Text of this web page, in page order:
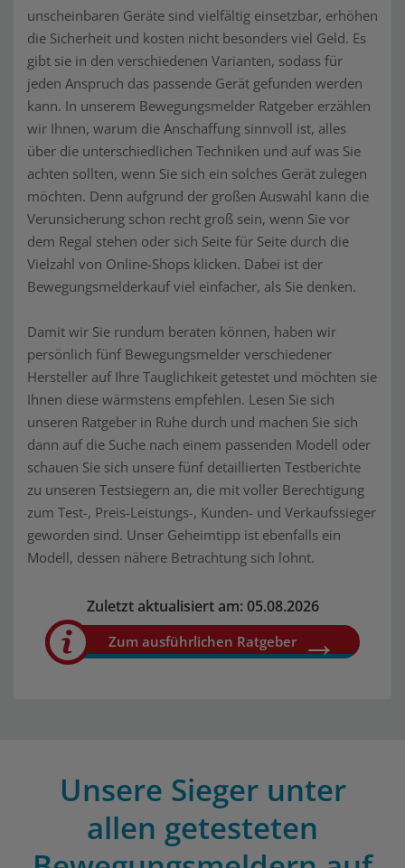
unscheinbaren Geräte sind vielfältig einsetzbar, erhöhen
die Sicherheit und kosten nicht besonders viel Geld. Es
gibt sie in den verschiedenen Varianten, sodass für
jeden Anspruch das passende Gerät gefunden werden
kann. In unserem Bewegungsmelder Ratgeber erzählen
wir Ihnen, warum die Anschaffung sinnvoll ist, alles
über die unterschiedlichen Techniken und auf was Sie
achten sollten, wenn Sie sich ein solches Gerät zulegen
möchten. Denn aufgrund der großen Auswahl kann die
Verunsicherung schon recht groß sein, wenn Sie vor
dem Regal stehen oder sich Seite für Seite durch die
Vielzahl von Online-Shops klicken. Dabei ist der
Bewegungsmelderkauf viel einfacher, als Sie denken.
Damit wir Sie rundum beraten können, haben wir
persönlich fünf Bewegungsmelder verschiedener
Hersteller auf Ihre Tauglichkeit getestet und möchten sie
Ihnen diese wärmstens empfehlen. Lesen Sie sich
unseren Ratgeber in Ruhe durch und machen Sie sich
dann auf die Suche nach einem passenden Modell oder
schauen Sie sich unsere fünf detaillierten Testberichte
zu unseren Testsiegern an, die mit voller Berechtigung
zum Test-, Preis-Leistungs-, Kunden- und Verkaufssieger
geworden sind. Unser Geheimtipp ist ebenfalls ein
Modell, dessen nähere Betrachtung sich lohnt.
Zuletzt aktualisiert am: 05.08.2026
Zum ausführlichen Ratgeber
Unsere Sieger unter
allen getesteten